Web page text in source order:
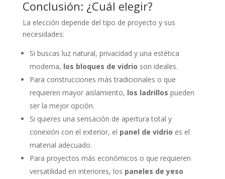
Conclusión: ¿Cuál elegir?
La elección depende del tipo de proyecto y sus
necesidades:
Si buscas luz natural, privacidad y una estética
moderna, los bloques de vidrio son ideales.
Para construcciones más tradicionales o que
requieren mayor aislamiento, los ladrillos pueden
ser la mejor opción.
Si quieres una sensación de apertura total y
conexión con el exterior, el panel de vidrio es el
material adecuado.
Para proyectos más económicos o que requieren
versatilidad en interiores, los paneles de yeso